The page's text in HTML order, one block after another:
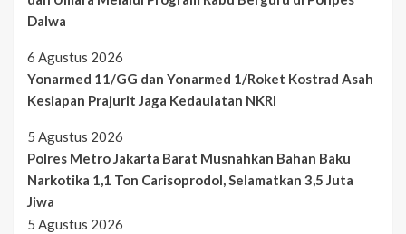
Dalwa
6 Agustus 2026
Yonarmed 11/GG dan Yonarmed 1/Roket Kostrad Asah
Kesiapan Prajurit Jaga Kedaulatan NKRI
5 Agustus 2026
Polres Metro Jakarta Barat Musnahkan Bahan Baku
Narkotika 1,1 Ton Carisoprodol, Selamatkan 3,5 Juta
Jiwa
5 Agustus 2026